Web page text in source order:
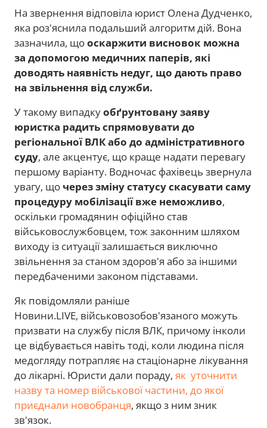
На звернення відповіла юрист Олена Дудченко,
яка роз'яснила подальший алгоритм дій. Вона
зазначила, щооскаржити висновок можна
за допомогою медичних паперів, які
доводять наявність недуг, що дають право
на звільнення від служби.
У такому випадкуобґрунтовану заяву
юристка радить спрямовувати до
регіональної ВЛК або до адміністративного
суду, але акцентує, що краще надати перевагу
першому варіанту. Водночас фахівець звернула
увагу, що через зміну статусу скасувати саму
процедуру мобілізації вже неможливо,
оскільки громадянин офіційно став
військовослужбовцем, тож законним шляхом
виходу із ситуації залишається виключно
звільнення за станом здоров'я або за іншими
передбаченими законом підставами.
Як повідомляли раніше
Новини.LIVE, військовозобов'язаного можуть
призвати на службу після ВЛК, причому інколи
це відбувається навіть тоді, коли людина після
медогляду потрапляє на стаціонарне лікування
до лікарні. Юристи дали пораду, як уточнити
назву та номер військової частини, до якої
приєднали новобранця, якщо з ним зник
зв'язок.